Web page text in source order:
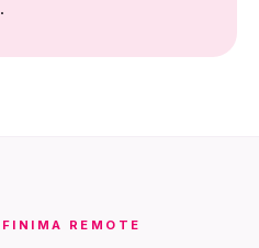
REMOTE